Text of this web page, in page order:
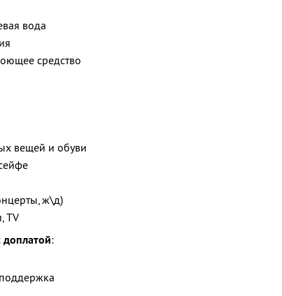
вода
средство
вещей и обуви
ж\д)
TV
доплатой: